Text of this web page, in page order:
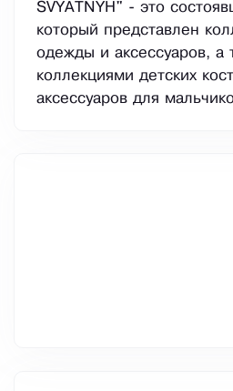
SVYATNYH" - это
который представлен
одежды и аксессуаров, а
коллекциями детских
аксессуаров для